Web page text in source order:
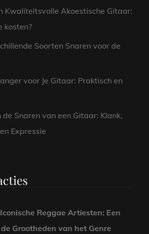
Kwaliteitsvolle Akoestische Gitaar:
kosten?
Soorten Snaren voor de
voor Je Gitaar: Praktisch en
Snaren van een Gitaar: Klank,
Expressie
Iconische Reggae Artiesten: Een
Grootheden van het Genre